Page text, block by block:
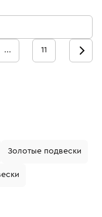
... 11
Золотые подвески